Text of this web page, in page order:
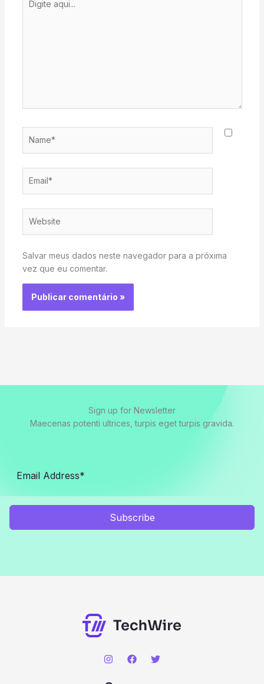
aqui...
Salvar meus dados neste navegador para a próxima
vez que eu comentar.
Sign up for Newsletter
Maecenas potenti ultrices, turpis eget turpis gravida.
Subscribe